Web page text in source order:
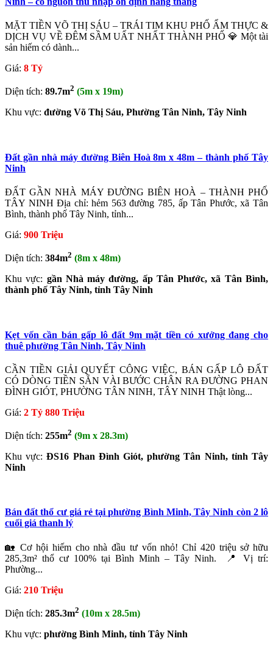
MẶT TIỀN VÕ THỊ SÁU – TRÁI TIM KHU PHỐ ẨM THỰC &
DỊCH VỤ VỀ ĐÊM SẦM UẤT NHẤT THÀNH PHỐ 💎 Một tài
sản hiếm có dành...
Giá: 8 Tỷ
Diện tích: 89.7m2 (5m x 19m)
Khu vực: đường Võ Thị Sáu, Phường Tân Ninh, Tây Ninh
Đất gần nhà máy đường Biên Hoà 8m x 48m – thành phố Tây
Ninh
ĐẤT GẦN NHÀ MÁY ĐƯỜNG BIÊN HOÀ – THÀNH PHỐ
TÂY NINH Địa chỉ: hẻm 563 đường 785, ấp Tân Phước, xã Tân
Bình, thành phố Tây Ninh, tỉnh...
Giá: 900 Triệu
Diện tích: 384m2 (8m x 48m)
Khu vực: gần Nhà máy đường, ấp Tân Phước, xã Tân Bình,
thành phố Tây Ninh, tỉnh Tây Ninh
Kẹt vốn cần bán gấp lô đất 9m mặt tiền có xưởng đang cho
thuê phường Tân Ninh, Tây Ninh
CẦN TIỀN GIẢI QUYẾT CÔNG VIỆC, BÁN GẤP LÔ ĐẤT
CÓ DÒNG TIỀN SẴN VÀI BƯỚC CHÂN RA ĐƯỜNG PHAN
ĐÌNH GIÓT, PHƯỜNG TÂN NINH, TÂY NINH Thật lòng...
Giá: 2 Tỷ 880 Triệu
Diện tích: 255m2 (9m x 28.3m)
Khu vực:ĐS16 Phan Đình Giót, phường Tân Ninh, tỉnh Tây
Ninh
Bán đất thổ cư giá rẻ tại phường Bình Minh, Tây Ninh còn 2 lô
cuối giá thanh lý
🏡 Cơ hội hiếm cho nhà đầu tư vốn nhỏ! Chỉ 420 triệu sở hữu
285,3m² thổ cư 100% tại Bình Minh – Tây Ninh. 📍 Vị trí:
Phường...
Giá: 210 Triệu
Diện tích: 285.3m2 (10m x 28.5m)
Khu vực: phường Bình Minh, tỉnh Tây Ninh